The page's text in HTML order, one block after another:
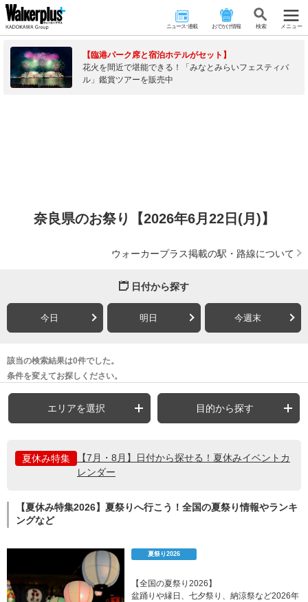
ニュース･連載 おでかけ情報 検 索 メニュー
【臨港パーク席と宿泊ホテルがセット】
花火を間近で堪能できる！「みなとみらいフェスティバ
ル」鑑賞ツアーを販売中
奈良県のお祭り【2026年6月22日(月)】
ウォーカープラス掲載の駅・路線について
日付から探す
今日 明日 今週末
該当の検索結果は0件でした。
条件を変えてお探しください。
エリアを選択 目的から探す
夏休み特集
【7月・8月】日付から探せる！夏休みイベントカ
レンダー
【夏休み特集2026】夏祭りへ行こう！全国の夏祭り情報やランキ
ングなど
夏祭り2026
【全国の夏祭り2026】
盆踊りや縁日、七夕祭り、納涼祭など2026年